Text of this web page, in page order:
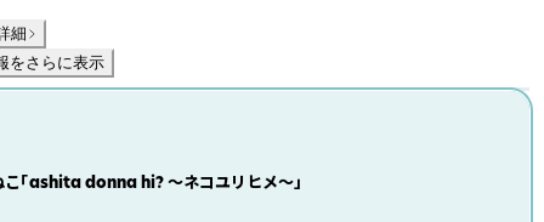
細
をさらに表示
こ「ashita donna hi? 〜ネコユリヒメ〜」